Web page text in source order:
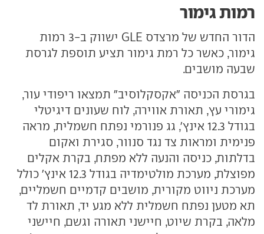
רמות גימור
הדור החדש של מרצדס GLE ישווק ב-3 רמות
גימור, כאשר כל רמת גימור תציע תוספת לגרסת
שבעה מושבים.
בגרסת הכניסה "אקסקלוסיב" תמצאו ריפודי עור,
גימורי עץ, תאורת אווירה, לוח שעונים דיגיטלי
בגודל 12.3 אינץ', גג פנורמי נפתח חשמלית, מראה
פנימית ומראות צד נגד סנוור, סגירת ואקום
בדלתות, כניסה והנעה ללא מפתח, בקרת אקלים
מפוצלת, מערכת מולטימדיה בגודל 12.3 אינץ' כולל
מערכת ניווט מקורית, מושבים קדמיים חשמליים,
תא מטען נפתח חשמלית ללא מגע יד, תאורת לד
מלאה, בקרת שיוט, חיישני תאורה וגשם, חיישני